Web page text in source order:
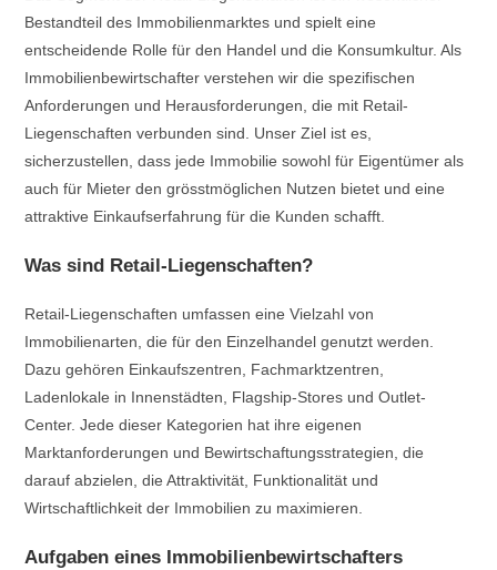
Bestandteil des Immobilienmarktes und spielt eine
entscheidende Rolle für den Handel und die Konsumkultur. Als
Immobilienbewirtschafter verstehen wir die spezifischen
Anforderungen und Herausforderungen, die mit Retail-
Liegenschaften verbunden sind. Unser Ziel ist es,
sicherzustellen, dass jede Immobilie sowohl für Eigentümer als
auch für Mieter den grösstmöglichen Nutzen bietet und eine
attraktive Einkaufserfahrung für die Kunden schafft.
Was sind Retail-Liegenschaften?
Retail-Liegenschaften umfassen eine Vielzahl von
Immobilienarten, die für den Einzelhandel genutzt werden.
Dazu gehören Einkaufszentren, Fachmarktzentren,
Ladenlokale in Innenstädten, Flagship-Stores und Outlet-
Center. Jede dieser Kategorien hat ihre eigenen
Marktanforderungen und Bewirtschaftungsstrategien, die
darauf abzielen, die Attraktivität, Funktionalität und
Wirtschaftlichkeit der Immobilien zu maximieren.
Aufgaben eines Immobilienbewirtschafters